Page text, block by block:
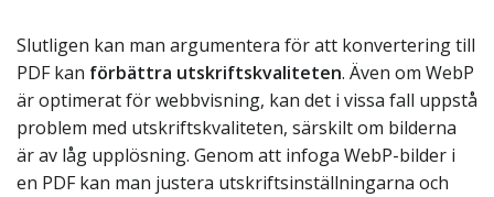
Slutligen kan man argumentera för att konvertering till
PDF kan förbättra utskriftskvaliteten. Även om WebP
är optimerat för webbvisning, kan det i vissa fall uppstå
problem med utskriftskvaliteten, särskilt om bilderna
är av låg upplösning. Genom att infoga WebP-bilder i
en PDF kan man justera utskriftsinställningarna och